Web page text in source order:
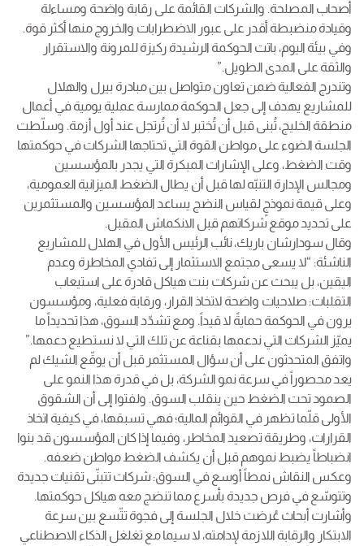
أصحاب المصلحة. والشركات القائمة على رقابة واضحة ومساءلة
وقيادة منضبطة أقدر على عبور الاضطرابات والخروج منها أكثر قوة.
وفي بيئة اليوم، باتت الحوكمة الرشيدة ركيزة للمرونة والاستقرار
والثقة على المدى الطويل.”
وتندرج الفعالية ضمن تعاون متواصل بين مبادرة بيرل والهلال
للمشاريع يهدف إلى جعل الحوكمة ممارسة عملية يومية في أعمال
منطقة الخليج، تُبنى قبل أن تُختبر لا أن تُرتجل عند أول أزمة. وسلّطت
الجلسة الضوء على مواطن القوة التي تحتاجها الشركات في حوكمتها
وقت الضغط، وعلى الإشارات المبكرة التي يجدر بالمؤسسين
ومجالس الإدارة التنبّه لها قبل أن يطال الضغط الميزانية العمومية،
وعلى قيمة نموذجٍ لقياس النضج يساعد المؤسسين والمستثمرين
على تحديد موقع شركاتهم قبل الانكماش المقبل.
وقال سودارشان باريك، نائب الرئيس الأول في الهلال للمشاريع
الناشئة: “لا يسعى مجتمع الاستثمار إلى تفادي المخاطرة وعدم
اليقين، بل يبحث عن شركات بنت هياكل قادرة على استيعاب
التقلبات: صلاحيات واضحة لاتخاذ القرار، ورقابة فعلية، ومؤسسون
يرون في الحوكمة حمايةً لا قيداً. ومع تشدّد السوق، هذا تحديداً ما
يميّز الشركات التي ندعمها بقناعة عن تلك التي لا نستطيع دعمها.”
واتفق المتحدثون على أن سؤال المستثمر قبل أن يوقّع الشيك لم
يعد محصوراً في سرعة نمو الشركة، بل في قدرة هذا النمو على
الصمود تحت الضغط حين ينقلب السوق. ولفتوا إلى أن الشقوق
الأولى قلّما تظهر في القوائم المالية؛ فهي تسبقها، في كيفية اتخاذ
القرارات، وطريقة تصعيد المخاطر، وفيما إذا كان المؤسسون قد بنوا
انضباطاً يضبط نموهم قبل أن يكشف الضغط مواطن ضعفه.
وعكس النقاش نمطاً أوسع في السوق: شركات تتبنّى تقنيات جديدة
وتتوسّع في فرص جديدة بأسرع مما تنضج معه هياكل حوكمتها.
وأشارت أبحاث عُرضت خلال الجلسة إلى فجوة تتّسع بين سرعة
الابتكار والرقابة اللازمة لإدامته، لا سيما مع تغلغل الذكاء الاصطناعي